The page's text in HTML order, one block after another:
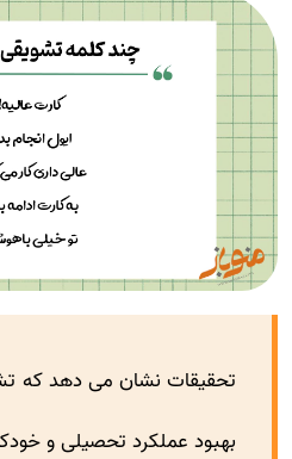
تحقیقات نشان می دهد که
بهبود عملکرد تحصیلی و